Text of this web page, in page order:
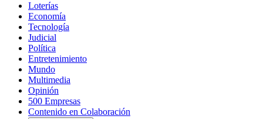
Loterías
Economía
Tecnología
Judicial
Política
Entretenimiento
Mundo
Multimedia
Opinión
500 Empresas
Contenido en Colaboración